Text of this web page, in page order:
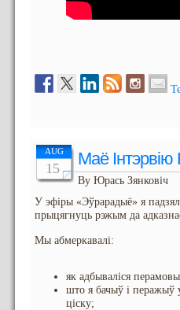
AUG
15 Маё
By Юрась Зянковіч
У эфіры «Эўрарадыё» я
прыцягнуць рэжым да
Мы абмеркавалі:
як адбываліся
што я бачыў і перажыў у
ціску;